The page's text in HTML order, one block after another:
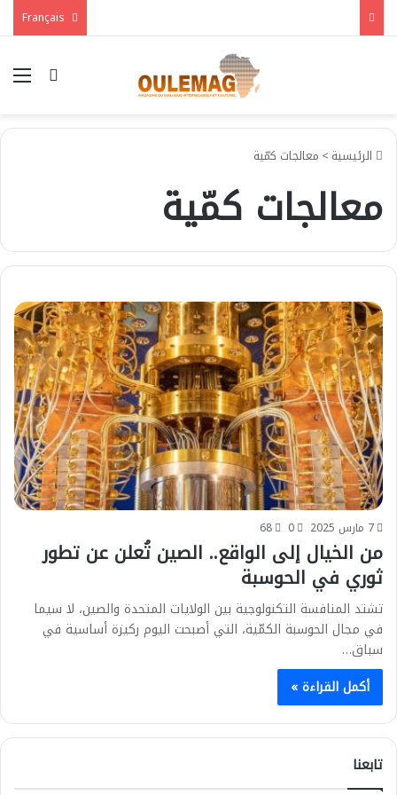
بحث
الرئيسية > معالجات كمّية
معالجات كمّية
7 مارس 2025 0
68
من الخيال إلى الواقع.. الصين تُعلن عن تطور
ثوري في الحوسبة
تشتد المنافسة التكنولوجية بين الولايات المتحدة والصين، لا سيما
في مجال الحوسبة الكمّية، التي أصبحت اليوم ركيزة أساسية في
سباق…
أكمل القراءة »
تابعنا